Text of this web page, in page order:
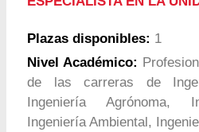
Plazas disponibles: 1
Nivel Académico:
de las carreras de
Ingeniería Agrónoma,
Ingeniería Ambiental,